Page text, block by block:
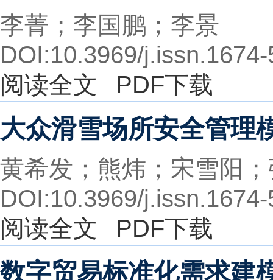
李菁；李国鹏；李景
DOI:10.3969/
阅读全文
PDF下载
大众滑雪场所安全管理
黄希发；熊炜；宋雪阳
DOI:10.3969/
阅读全文
PDF下载
数字贸易标准化需求建